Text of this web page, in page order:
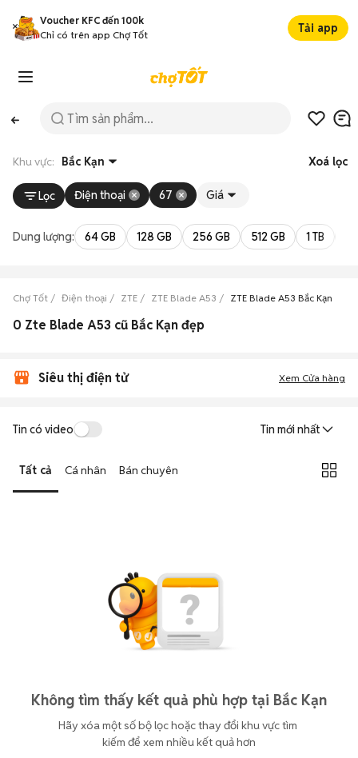
Voucher KFC đến 100k
Chỉ có trên app Chợ Tốt
Tải app
Khu vực: Bắc Kạn Xoá lọc
Lọc Điện thoại 67 Giá
Dung lượng: 64 GB 128 GB 256 GB 512 GB 1 TB
Chợ Tốt Điện thoại ZTE ZTE Blade A53 ZTE Blade A53 Bắc Kạn
0 Zte Blade A53 cũ Bắc Kạn đẹp
Siêu thị điện tử Xem Cửa hàng
Tin có video Tin mới nhất
Tất cả Cá nhân Bán chuyên
Không tìm thấy kết quả phù hợp tại Bắc Kạn
Hãy xóa một số bộ lọc hoặc thay đổi khu vực tìm
kiếm để xem nhiều kết quả hơn